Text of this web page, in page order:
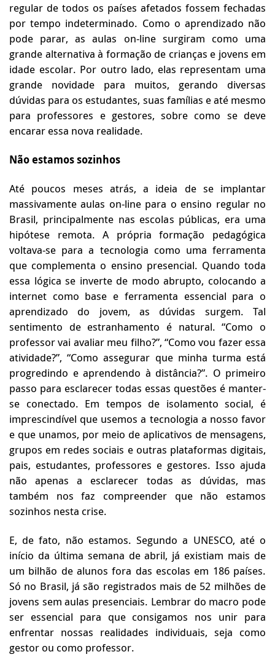
regular de todos os países afetados fossem fechadas
por tempo indeterminado. Como o aprendizado não
pode parar, as aulas on-line surgiram como uma
grande alternativa à formação de crianças e jovens em
idade escolar. Por outro lado, elas representam uma
grande novidade para muitos, gerando diversas
dúvidas para os estudantes, suas famílias e até mesmo
para professores e gestores, sobre como se deve
encarar essa nova realidade.
Não estamos sozinhos
Até poucos meses atrás, a ideia de se implantar
massivamente aulas on-line para o ensino regular no
Brasil, principalmente nas escolas públicas, era uma
hipótese remota. A própria formação pedagógica
voltava-se para a tecnologia como uma ferramenta
que complementa o ensino presencial. Quando toda
essa lógica se inverte de modo abrupto, colocando a
internet como base e ferramenta essencial para o
aprendizado do jovem, as dúvidas surgem. Tal
sentimento de estranhamento é natural. “Como o
professor vai avaliar meu filho?”, “Como vou fazer essa
atividade?”, “Como assegurar que minha turma está
progredindo e aprendendo à distância?”. O primeiro
passo para esclarecer todas essas questões é manter-
se conectado. Em tempos de isolamento social, é
imprescindível que usemos a tecnologia a nosso favor
e que unamos, por meio de aplicativos de mensagens,
grupos em redes sociais e outras plataformas digitais,
pais, estudantes, professores e gestores. Isso ajuda
não apenas a esclarecer todas as dúvidas, mas
também nos faz compreender que não estamos
sozinhos nesta crise.
E, de fato, não estamos. Segundo a UNESCO, até o
início da última semana de abril, já existiam mais de
um bilhão de alunos fora das escolas em 186 países.
Só no Brasil, já são registrados mais de 52 milhões de
jovens sem aulas presenciais. Lembrar do macro pode
ser essencial para que consigamos nos unir para
enfrentar nossas realidades individuais, seja como
gestor ou como professor.